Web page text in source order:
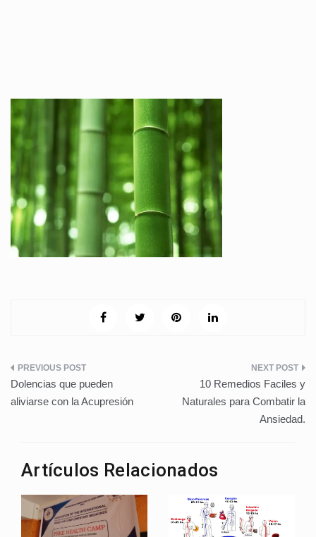
Navegación
de
Dolencias que pueden
aliviarse con la Acupresión
10 Remedios Faciles y
Naturales para Combatir la
Ansiedad.
Artículos Relacionados